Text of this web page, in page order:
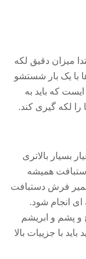
میزان دقیق لکه
یک بار شستشو
که باید به
لکه گیری کند.
بسیار بالاتری
همیشه
فرش دستبافت
انجام شود.
و پشم و ابریشم
با جزییات بالا